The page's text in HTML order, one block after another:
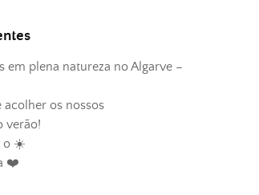
em plena natureza no Algarve –
acolher os nossos
verão!
o ☀️
❤️